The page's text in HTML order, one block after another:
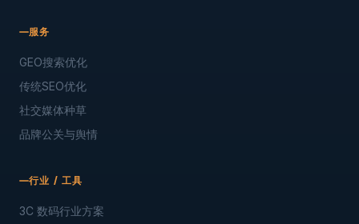
服务
GEO搜索优化
传统SEO优化
社交媒体种草
品牌公关与舆情
行业 / 工具
3C 数码行业方案